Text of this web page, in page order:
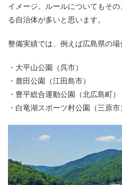
イメージ。ルールについてもそ
る自治体が多いと思います。
整備実績では、例えば広島県の場
・大平山公園（呉市）
・鹿田公園（江田島市）
・豊平総合運動公園（北広島町）
・白竜湖スポーツ村公園（三原市